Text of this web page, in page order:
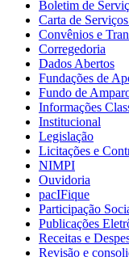
Boletim de
Carta de
Convênios e
Corregedoria
Dados Abertos
Fundações de
Fundo de
Informações
Institucional
Legislação
Licitações e
NIMPI
Ouvidoria
pacIFique
Participação
Publicações
Receitas e
Revisão e